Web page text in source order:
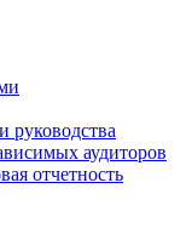
руководства
аудиторов
отчетность